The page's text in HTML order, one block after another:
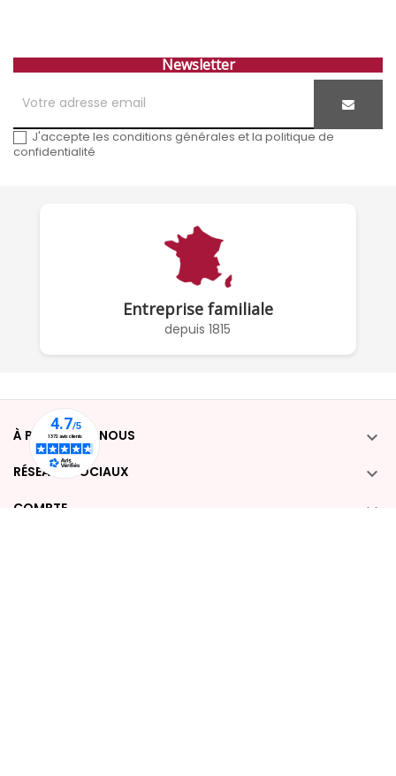
Newsletter
J'accepte les conditions générales et la politique de
confidentialité
Entreprise familiale
depuis 1815
À PROPOS DE NOUS 
RÉSEAUX SOCIAUX 
COMPTE 